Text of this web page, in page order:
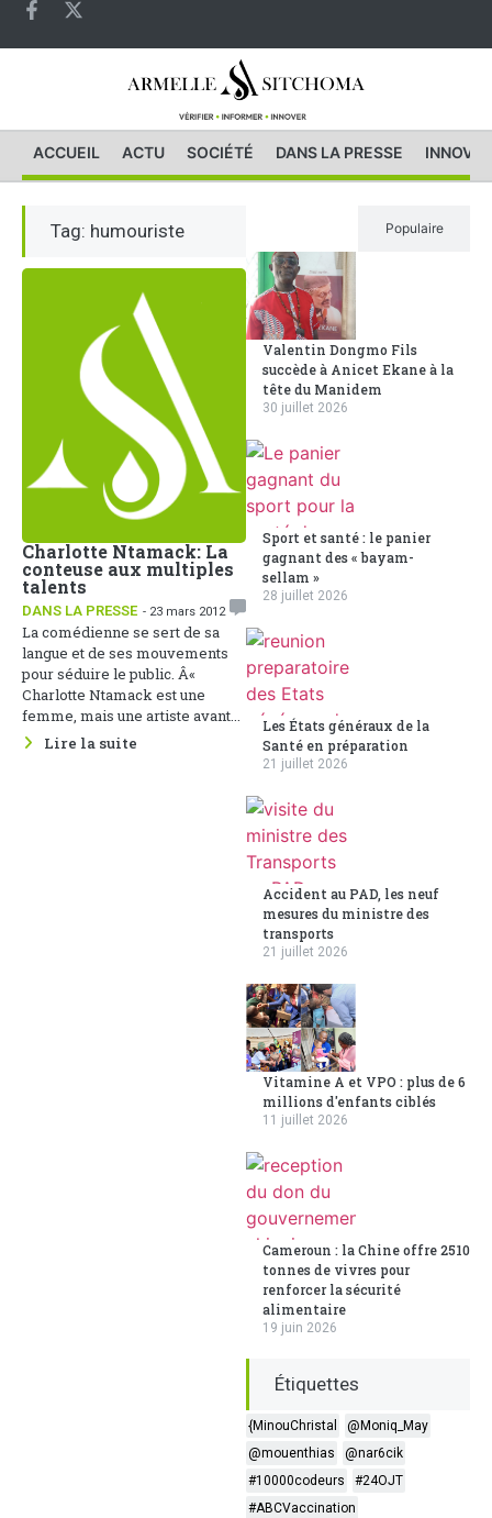
ACCUEIL ACTU SOCIÉTÉ DANS LA PRESSE
Tag: humouriste
Charlotte Ntamack: La
conteuse aux multiples
talents
DANS LA PRESSE - 23 mars 2012
La comédienne se sert de sa
langue et de ses mouvements
pour séduire le public. Â«
Charlotte Ntamack est une
femme, mais une artiste avant...
Lire la suite
Populaire
Valentin Dongmo Fils
succède à Anicet Ekane à la
tête du Manidem
30 juillet 2026
Sport et santé : le panier
gagnant des « bayam-
sellam »
28 juillet 2026
Les États généraux de la
Santé en préparation
21 juillet 2026
Accident au PAD, les neuf
mesures du ministre des
transports
21 juillet 2026
Vitamine A et VPO : plus de 6
millions d'enfants ciblés
11 juillet 2026
Cameroun : la Chine offre 2510
tonnes de vivres pour
renforcer la sécurité
alimentaire
19 juin 2026
Étiquettes
{MinouChristal
@Moniq_May
@mouenthias
@nar6cik
#10000codeurs
#24OJT
#ABCVaccination